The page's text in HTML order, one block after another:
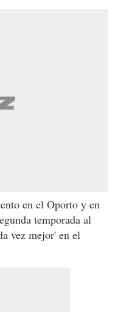
en el Oporto y en
temporada al
vez mejor' en el